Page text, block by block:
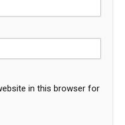
in this browser for